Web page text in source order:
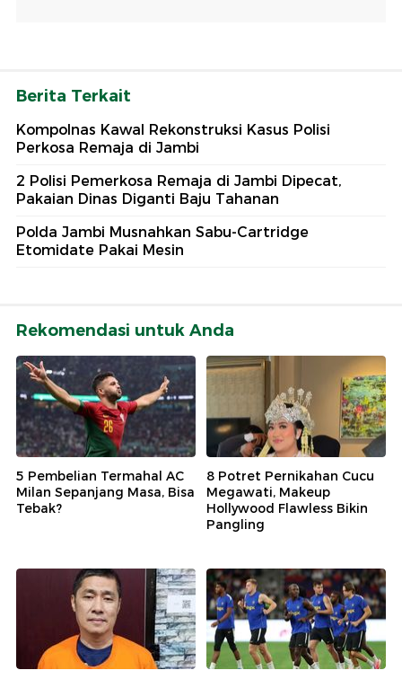
Berita Terkait
Kompolnas Kawal Rekonstruksi Kasus Polisi
Perkosa Remaja di Jambi
2 Polisi Pemerkosa Remaja di Jambi Dipecat,
Pakaian Dinas Diganti Baju Tahanan
Polda Jambi Musnahkan Sabu-Cartridge
Etomidate Pakai Mesin
Rekomendasi untuk Anda
5 Pembelian Termahal AC
Milan Sepanjang Masa, Bisa
Tebak?
8 Potret Pernikahan Cucu
Megawati, Makeup
Hollywood Flawless Bikin
Pangling